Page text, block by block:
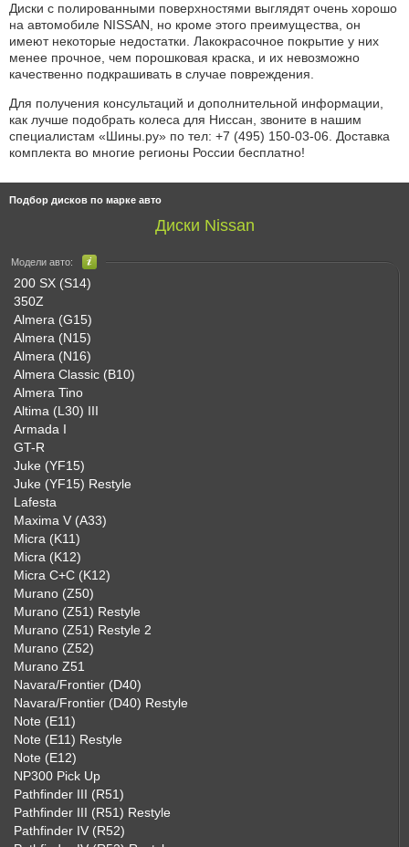
Подбор дисков по марке авто
Диски Nissan
Модели авто:
200 SX (S14)
350Z
Almera (G15)
Almera (N15)
Almera (N16)
Almera Classic (B10)
Almera Tino
Altima (L30) III
Armada I
GT-R
Juke (YF15)
Juke (YF15) Restyle
Lafesta
Maxima V (A33)
Micra (K11)
Micra (K12)
Micra C+C (K12)
Murano (Z50)
Murano (Z51) Restyle
Murano (Z51) Restyle 2
Murano (Z52)
Murano Z51
Navara/Frontier (D40)
Navara/Frontier (D40) Restyle
Note (E11)
Note (E11) Restyle
Note (E12)
NP300 Pick Up
Pathfinder III (R51)
Pathfinder III (R51) Restyle
Pathfinder IV (R52)
Диски с полированными поверхностями выглядят очень хорошо
на автомобиле NISSAN, но кроме этого преимущества, он
имеют некоторые недостатки. Лакокрасочное покрытие у них
менее прочное, чем порошковая краска, и их невозможно
качественно подкрашивать в случае повреждения.
Для получения консультаций и дополнительной информации,
как лучше подобрать колеса для Ниссан, звоните в нашим
специалистам «Шины.ру» по тел: +7 (495) 150-03-06 . Доставка
комплекта во многие регионы России бесплатно!